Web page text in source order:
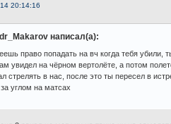
20:14:16
написал(а):
право попадать на вч когда тебя убили,
увидел на чёрном вертолёте, а потом
стрелять в нас, после это ты пересел в
углом на матсах